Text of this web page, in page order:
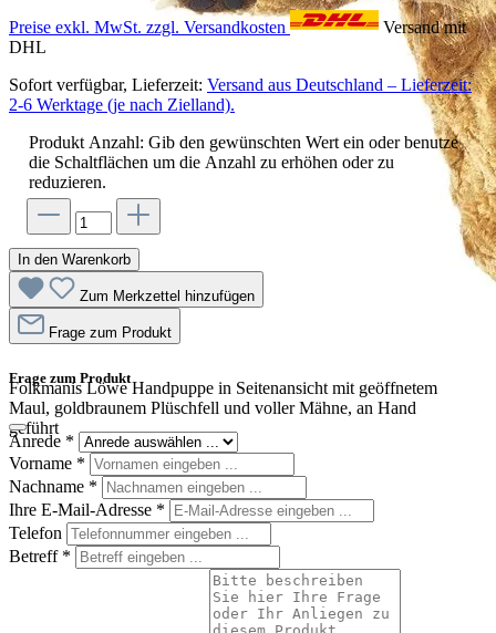
Folkmanis Löwe Handpuppe in Seitenansicht mit geöffnetem
Maul, goldbraunem Plüschfell und voller Mähne, an Hand
geführt
Preise exkl. MwSt. zzgl. Versandkosten
Versand mit
DHL
Sofort verfügbar, Lieferzeit: Versand aus Deutschland – Lieferzeit:
2-6 Werktage (je nach Zielland).
Produkt Anzahl: Gib den gewünschten Wert ein oder benutze
die Schaltflächen um die Anzahl zu erhöhen oder zu
reduzieren.
In den Warenkorb
Zum Merkzettel hinzufügen
Frage zum Produkt
Frage zum Produkt
Anrede *
Vorname *
Nachname *
Ihre E-Mail-Adresse *
Telefon
Betreff *